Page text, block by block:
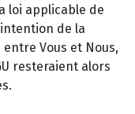
loi applicable de
de la
Vous et Nous,
resteraient alors